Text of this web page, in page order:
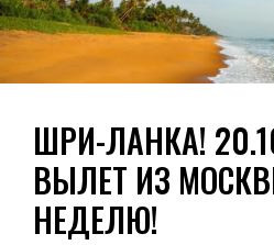
ШРИ-ЛАНКА!
ВЫЛЕТ ИЗ
НЕДЕЛЮ!